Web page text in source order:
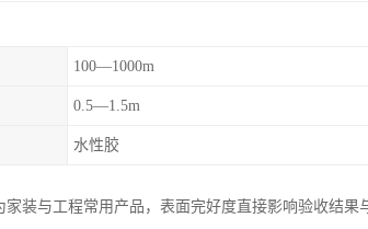
100—1000m
0.5—1.5m
水性胶
家装与工程常用产品，表面完好度直接影响验收结果